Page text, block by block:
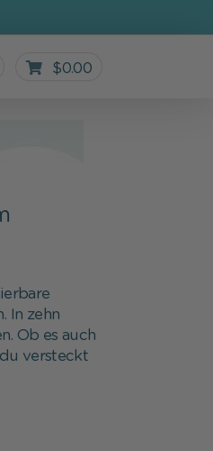
Produkte
$0.00
In zehn
Ob es auch
versteckt